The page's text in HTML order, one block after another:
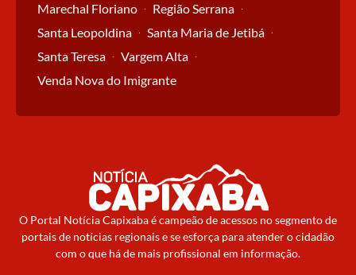
Marechal Floriano
Região Serrana
Santa Leopoldina
Santa Maria de Jetibá
Santa Teresa
Vargem Alta
Venda Nova do Imigrante
O Portal Notícia Capixaba é campeão de acessos no segmento de
portais de notícias regionais e se esforça para atender o cidadão
com o que há de mais profissional em informação.